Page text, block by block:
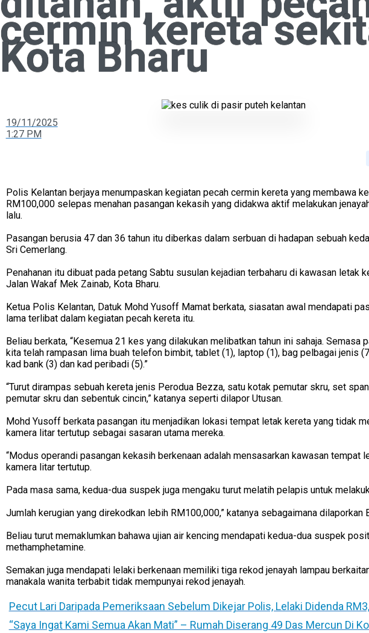
cermin kereta
Kota Bharu
19/11/2025
1:27 PM
Polis Kelantan berjaya menumpaskan kegiatan pecah cermin kereta yang membawa
RM100,000 selepas menahan pasangan kekasih yang didakwa aktif melakukan
lalu.
Pasangan berusia 47 dan 36 tahun itu diberkas dalam serbuan di hadapan sebuah
Sri Cemerlang.
Penahanan itu dibuat pada petang Sabtu susulan kejadian terbaharu di kawasan letak
Jalan Wakaf Mek Zainab, Kota Bharu.
Ketua Polis Kelantan, Datuk Mohd Yusoff Mamat berkata, siasatan awal mendapati
lama terlibat dalam kegiatan pecah kereta itu.
Beliau berkata, “Kesemua 21 kes yang dilakukan melibatkan tahun ini sahaja. Semasa
kita telah rampasan lima buah telefon bimbit, tablet (1), laptop (1), bag pelbagai jenis
kad bank (3) dan kad peribadi (5).”
“Turut dirampas sebuah kereta jenis Perodua Bezza, satu kotak pemutar skru, set
pemutar skru dan sebentuk cincin,” katanya seperti dilapor Utusan.
Mohd Yusoff berkata pasangan itu menjadikan lokasi tempat letak kereta yang tidak
kamera litar tertutup sebagai sasaran utama mereka.
“Modus operandi pasangan kekasih berkenaan adalah mensasarkan kawasan tempat
kamera litar tertutup.
Pada masa sama, kedua-dua suspek juga mengaku turut melatih pelapis untuk
Jumlah kerugian yang direkodkan lebih RM100,000,” katanya sebagaimana dilaporkan
Beliau turut memaklumkan bahawa ujian air kencing mendapati kedua-dua suspek
methamphetamine.
Semakan juga mendapati lelaki berkenaan memiliki tiga rekod jenayah lampau
manakala wanita terbabit tidak mempunyai rekod jenayah.
Pecut Lari Daripada Pemeriksaan Sebelum Dikejar Polis, Lelaki Didenda
“Saya Ingat Kami Semua Akan Mati” – Rumah Diserang 49 Das Mercun Di